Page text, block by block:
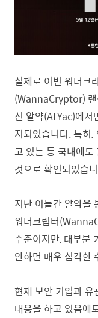
실제로 이번 워너크
(WannaCryptor)
신 알약(ALYac)에
지되었습니다. 특히,
고 있는 등 국내에도
것으로 확인되었습
지난 이틀간 알약을
워너크립터
수준이지만, 대부분
안하면 매우 심각한
현재 보안 기업과 유
대응을 하고 있음에